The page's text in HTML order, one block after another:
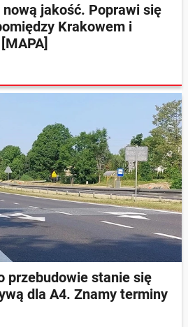
jakość. Poprawi się
Krakowem i
przebudowie stanie się
dla A4. Znamy terminy